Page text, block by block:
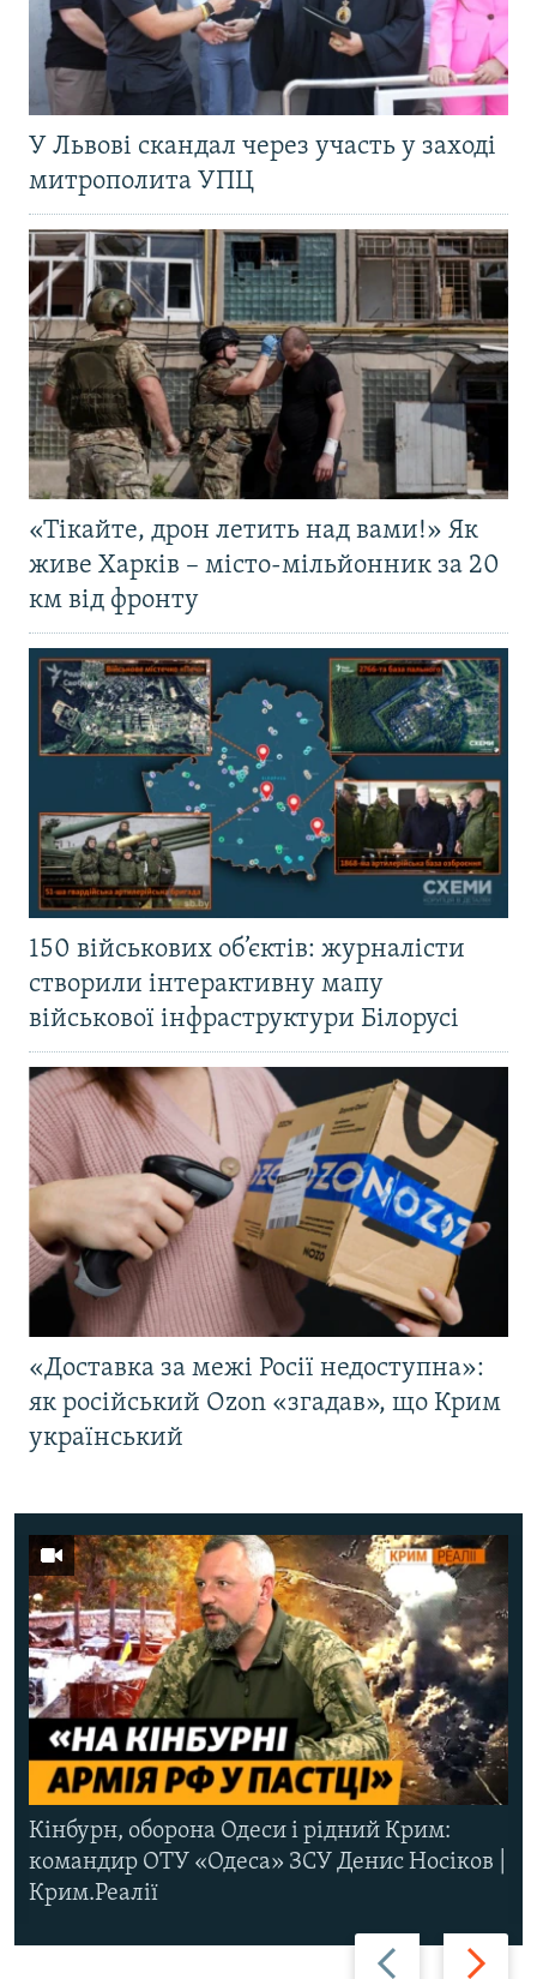
У Львові скандал через участь у заході
митрополита УПЦ
«Тікайте, дрон летить над вами!» Як
живе Харків – місто-мільйонник за 20
км від фронту
150 військових об’єктів: журналісти
створили інтерактивну мапу
військової інфраструктури Білорусі
«Доставка за межі Росії недоступна»:
як російський Ozon «згадав», що Крим
український
Назад Вперед
Кінбурн, оборона Одеси і рідний Крим:
командир ОТУ «Одеса» ЗСУ Денис Носіков |
Крим.Реалії